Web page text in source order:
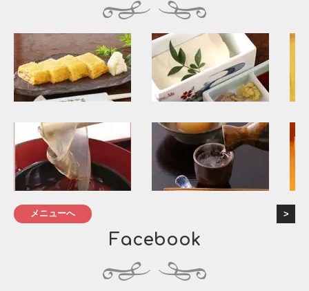
メニューへ
Facebook